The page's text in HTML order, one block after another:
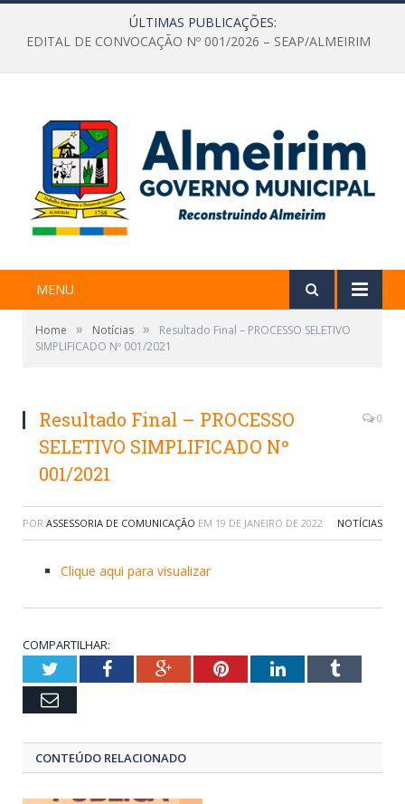
ÚLTIMAS PUBLICAÇÕES:
EDITAL DE CONVOCAÇÃO Nº 001/2026 – SEAP/ALMEIRIM
MENU
Home » Notícias »
Resultado Final – PROCESSO SELETIVO
SIMPLIFICADO Nº 001/2021
Resultado Final – PROCESSO
SELETIVO SIMPLIFICADO Nº
001/2021
0
POR ASSESSORIA DE COMUNICAÇÃO EM 19 DE JANEIRO DE 2022 NOTÍCIAS
Clique aqui para visualizar
COMPARTILHAR:
TwitterFacebookGoogle+PinterestLinkedInTumblr
Email
CONTEÚDO RELACIONADO